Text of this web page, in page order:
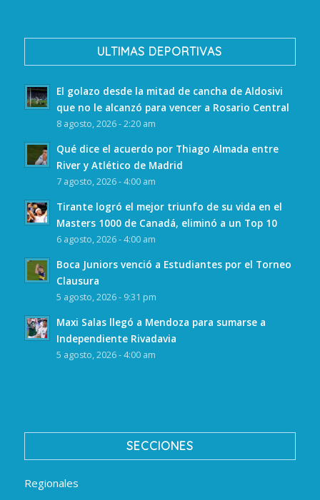
ULTIMAS DEPORTIVAS
El golazo desde la mitad de cancha de Aldosivi
que no le alcanzó para vencer a Rosario Central
8 agosto, 2026 - 2:20 am
Qué dice el acuerdo por Thiago Almada entre
River y Atlético de Madrid
7 agosto, 2026 - 4:00 am
Tirante logró el mejor triunfo de su vida en el
Masters 1000 de Canadá, eliminó a un Top 10
6 agosto, 2026 - 4:00 am
Boca Juniors venció a Estudiantes por el Torneo
Clausura
5 agosto, 2026 - 9:31 pm
Maxi Salas llegó a Mendoza para sumarse a
Independiente Rivadavia
5 agosto, 2026 - 4:00 am
SECCIONES
Regionales